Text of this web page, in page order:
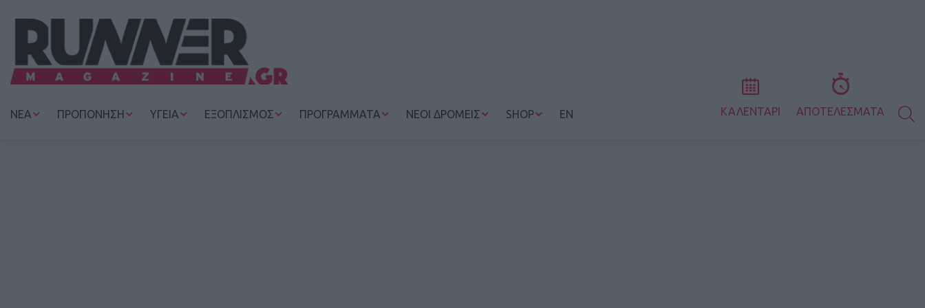
ΝΕΑ ΠΡΟΠΟΝΗΣΗ ΥΓΕΙΑ ΕΞΟΠΛΙΣΜΟΣ ΠΡΟΓΡΑΜΜΑΤΑ ΝΕΟΙ ΔΡΟΜΕΙΣ SHOP EN ΚΑΛΕΝΤΑΡΙ ΑΠΟΤΕΛΕΣΜΑΤΑ